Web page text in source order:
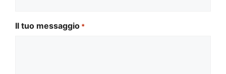
Il tuo messaggio *